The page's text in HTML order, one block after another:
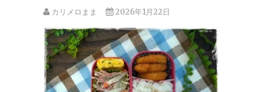
カリメロまま 2026年1月22日